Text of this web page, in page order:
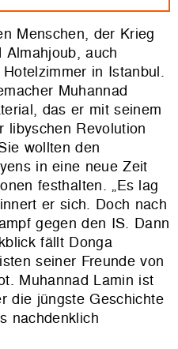
Menschen, der Krieg
Almahjoub, auch
in Istanbul.
Muhannad
das er mit seinem
libyschen Revolution
wollten den
in eine neue Zeit
festhalten. „Es lag
er sich. Doch nach
gegen den IS. Dann
fällt Donga
seiner Freunde von
Muhannad Lamin ist
die jüngste Geschichte
nachdenklich